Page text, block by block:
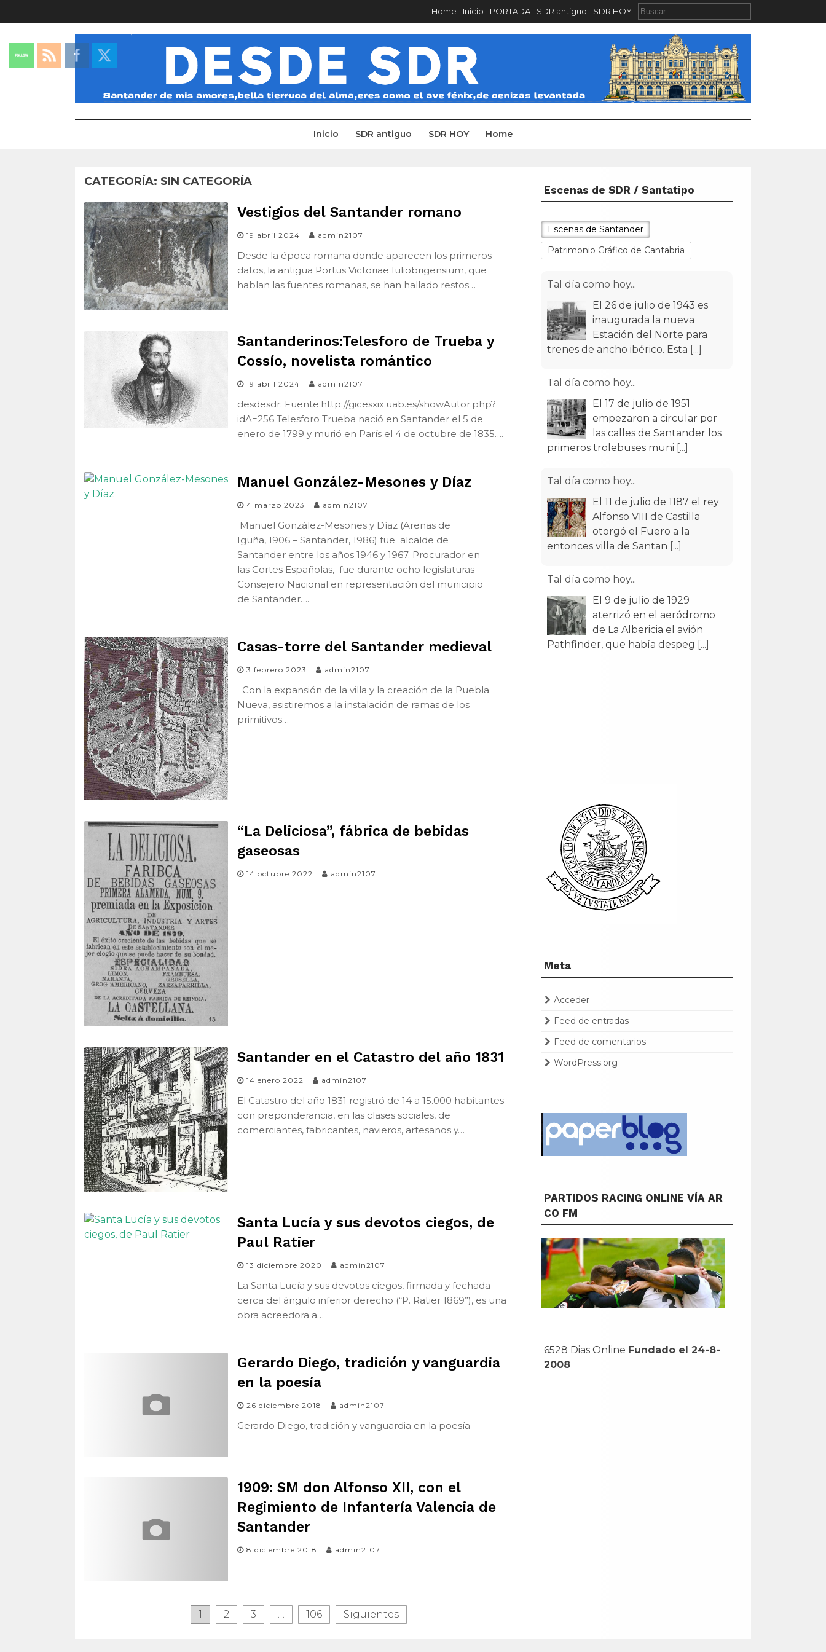
Home Inicio PORTADA SDR antiguo SDR HOY
Inicio SDR antiguo SDR HOY Home
CATEGORÍA: SIN CATEGORÍA
Vestigios del Santander romano
19 abril 2024 admin2107
Desde la época romana donde aparecen los primeros
datos, la antigua Portus Victoriae Iuliobrigensium, que
hablan las fuentes romanas, se han hallado restos…
Santanderinos:Telesforo de Trueba y
Cossío, novelista romántico
19 abril 2024 admin2107
desdesdr: Fuente:http://gicesxix.uab.es/showAutor.php?
idA=256 Telesforo Trueba nació en Santander el 5 de
enero de 1799 y murió en París el 4 de octubre de 1835….
Manuel González-Mesones y Díaz
4 marzo 2023 admin2107
Manuel González-Mesones y Díaz (Arenas de
Iguña, 1906 – Santander, 1986) fue alcalde de
Santander entre los años 1946 y 1967. Procurador en
las Cortes Españolas, fue durante ocho legislaturas ​
Consejero Nacional en representación del municipio
de Santander….
Casas-torre del Santander medieval
3 febrero 2023 admin2107
Con la expansión de la villa y la creación de la Puebla
Nueva, asistiremos a la instalación de ramas de los
primitivos…
“La Deliciosa”, fábrica de bebidas
gaseosas
14 octubre 2022 admin2107
Santander en el Catastro del año 1831
14 enero 2022 admin2107
El Catastro del año 1831 registró de 14 a 15.000 habitantes
con preponderancia, en las clases sociales, de
comerciantes, fabricantes, navieros, artesanos y…
Santa Lucía y sus devotos ciegos, de
Paul Ratier
13 diciembre 2020 admin2107
La Santa Lucía y sus devotos ciegos, firmada y fechada
cerca del ángulo inferior derecho (“P. Ratier 1869”), es una
obra acreedora a…
Gerardo Diego, tradición y vanguardia
en la poesía
26 diciembre 2018 admin2107
Gerardo Diego, tradición y vanguardia en la poesía
1909: SM don Alfonso XII, con el
Regimiento de Infantería Valencia de
Santander
8 diciembre 2018 admin2107
1 2 3 106 Siguientes
Escenas de SDR / Santatipo
Escenas de Santander
Patrimonio Gráfico de Cantabria
Tal día como hoy...
El 26 de julio de 1943 es
inaugurada la nueva
Estación del Norte para
trenes de ancho ibérico. Esta [...]
Tal día como hoy...
El 17 de julio de 1951
empezaron a circular por
las calles de Santander los
primeros trolebuses muni [...]
Tal día como hoy...
El 11 de julio de 1187 el rey
Alfonso VIII de Castilla
otorgó el Fuero a la
entonces villa de Santan [...]
Tal día como hoy...
El 9 de julio de 1929
aterrizó en el aeródromo
de La Albericia el avión
Pathfinder, que había despeg [...]
Meta
Acceder
Feed de entradas
Feed de comentarios
WordPress.org
PARTIDOS RACING ONLINE VÍA AR
CO FM
6528 Dias Online Fundado el 24-8-
2008